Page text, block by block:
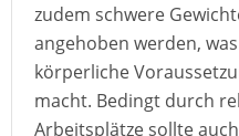
zudem schwere
angehoben werden,
körperliche
macht. Bedingt durch
Arbeitsplätze sollte